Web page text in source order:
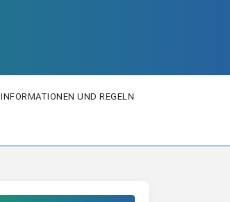
INFORMATIONEN UND REGELN